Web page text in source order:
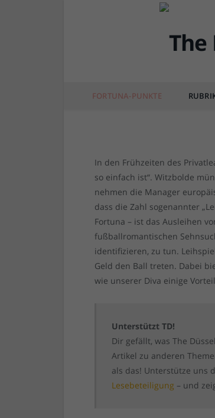
FORTUNA-PUNKTE
Fortuna-
einfach ist…
von RAINER BARTEL 13.10.2020
In den Frühzeiten des
so einfach ist“. Witzbolde
nehmen die Manager
dass die Zahl sogenannter
Fortuna – ist das Ausleihen
fußballromantischen
identifizieren, zu tun.
Geld den Ball treten. Dabei
wie unserer Diva einige
Unterstützt TD!
Dir gefällt, was The
Artikel zu anderen
als das! Unterstütze uns
Lesebeteiligung – und